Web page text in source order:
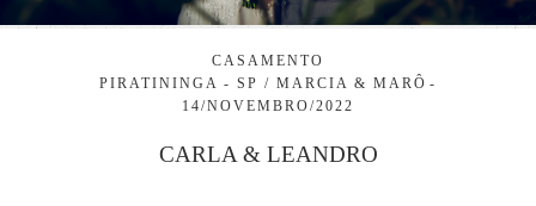
CASAMENTO
PIRATININGA - SP / MARCIA & MARÔ
14/NOVEMBRO/2022
CARLA & LEANDRO